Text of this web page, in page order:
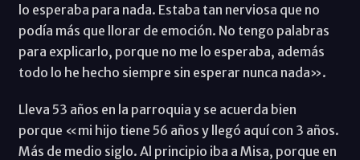
lo esperaba para nada. Estaba tan nerviosa que no
podía más que llorar de emoción. No tengo palabras
para explicarlo, porque no me lo esperaba, además
todo lo he hecho siempre sin esperar nunca nada».
Lleva 53 años en la parroquia y se acuerda bien
porque «mi hijo tiene 56 años y llegó aquí con 3 años.
Más de medio siglo. Al principio iba a Misa, porque en